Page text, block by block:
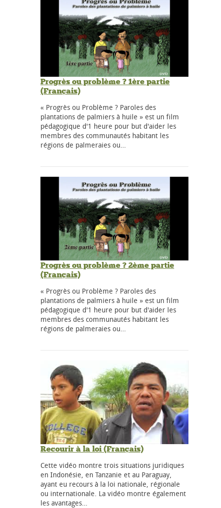
Progrès ou problème ? 1ère partie
(Français)
« Progrès ou Problème ? Paroles des
plantations de palmiers à huile » est un film
pédagogique d'1 heure pour but d'aider les
membres des communautés habitant les
régions de palmeraies ou…
Progrès ou problème ? 2ème partie
(Français)
« Progrès ou Problème ? Paroles des
plantations de palmiers à huile » est un film
pédagogique d'1 heure pour but d'aider les
membres des communautés habitant les
régions de palmeraies ou…
Recourir à la loi (Français)
Cette vidéo montre trois situations juridiques
en Indonésie, en Tanzanie et au Paraguay,
ayant eu recours à la loi nationale, régionale
ou internationale. La vidéo montre également
les avantages…